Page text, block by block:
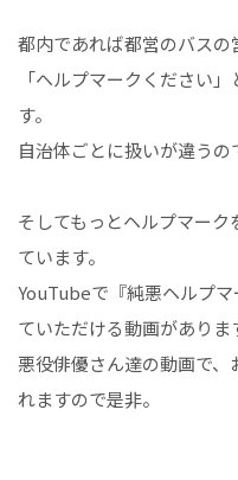
都内であれば都営のバス
「ヘルプマークください
す。
自治体ごとに扱いが違うの
そしてもっとヘルプマー
ています。
YouTubeで『純悪ヘルプ
ていただける動画がありま
悪役俳優さん達の動画で
れますので是非。